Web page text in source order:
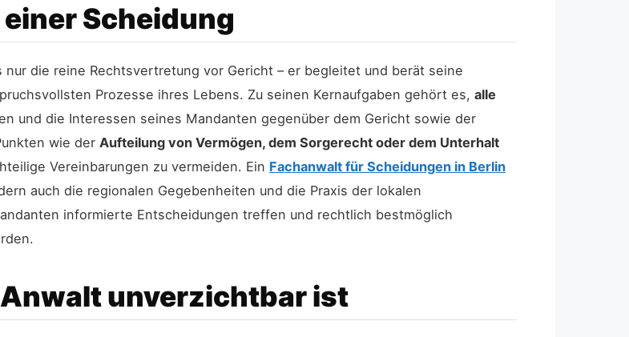
Scheidung
die reine Rechtsvertretung vor Gericht – er begleitet und berät seine
Prozesse ihres Lebens. Zu seinen Kernaufgaben gehört es, alle
und die Interessen seines Mandanten gegenüber dem Gericht sowie der
wie der Aufteilung von Vermögen, dem Sorgerecht oder dem Unterhalt
Vereinbarungen zu vermeiden. Ein Fachanwalt für Scheidungen in Berlin
auch die regionalen Gegebenheiten und die Praxis der lokalen
informierte Entscheidungen treffen und rechtlich bestmöglich
unverzichtbar ist